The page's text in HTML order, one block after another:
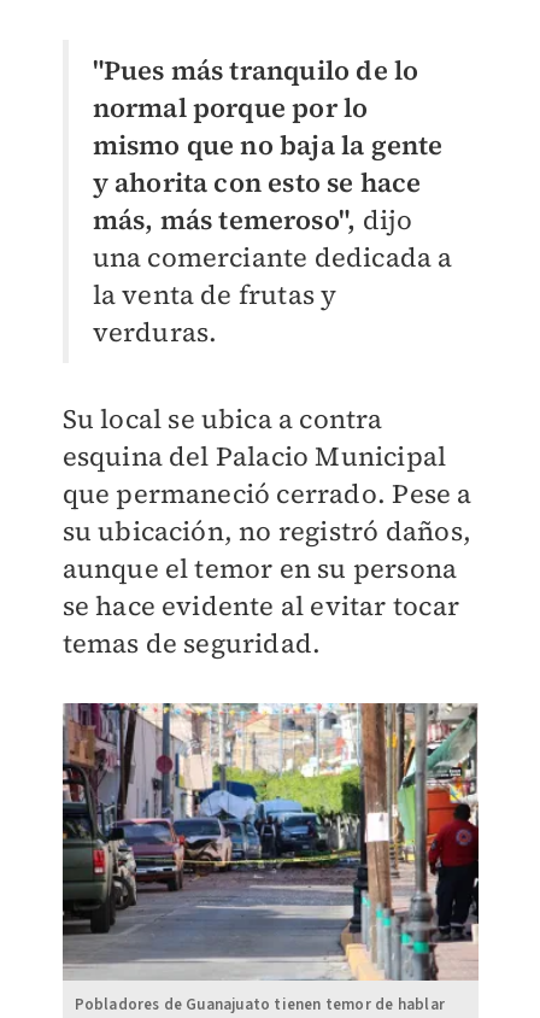
"Pues más tranquilo de lo
normal porque por lo
mismo que no baja la gente
y ahorita con esto se hace
más, más temeroso", dijo
una comerciante dedicada a
la venta de frutas y
verduras.
Su local se ubica a contra
esquina del Palacio Municipal
que permaneció cerrado. Pese a
su ubicación, no registró daños,
aunque el temor en su persona
se hace evidente al evitar tocar
temas de seguridad.
Pobladores de Guanajuato tienen temor de hablar